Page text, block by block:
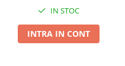
IN STOC
INTRA IN CONT